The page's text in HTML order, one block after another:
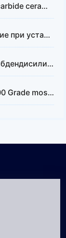
ceramics？
из карбида кремния?
элементов
compared with 1700?